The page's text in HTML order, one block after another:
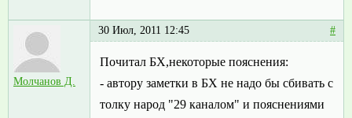
Молчанов Д.
30 Июл, 2011 12:45 #
Почитал БХ,некоторые пояснения:
- автору заметки в БХ не надо бы сбивать с
толку народ "29 каналом" и пояснениями